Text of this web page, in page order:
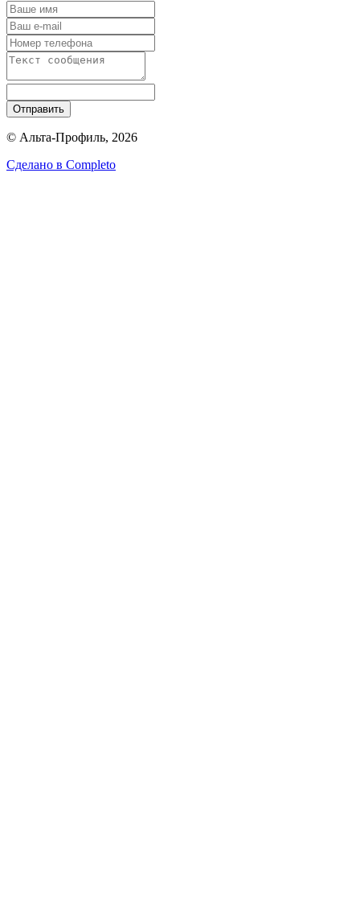
Отправить
© Альта-Профиль, 2026
Сделано в Completo